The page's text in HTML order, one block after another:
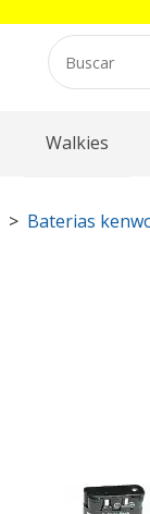
Walkies
Baterias